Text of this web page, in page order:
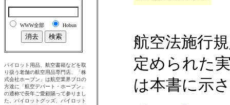
航空法施行
定められた
は本書に示